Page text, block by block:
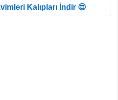
Kalıpları İndir 😍